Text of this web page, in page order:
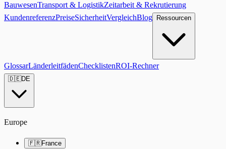
BauwesenTransport & LogistikZeitarbeit & Rekrutierung
KundenreferenzPreiseSicherheitVergleichBlog Ressourcen
GlossarLänderleitfädenChecklistenROI-Rechner
🇩🇪DE
Europe
🇫🇷France